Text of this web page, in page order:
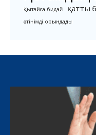
Қытайға бидай қатты
өтінімді орындады